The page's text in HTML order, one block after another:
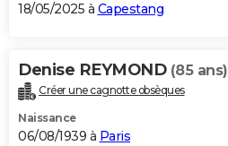
18/05/2025 à Capestang
Denise REYMOND (85 ans)
Créer une cagnotte obsèques
Naissance
06/08/1939 à Paris